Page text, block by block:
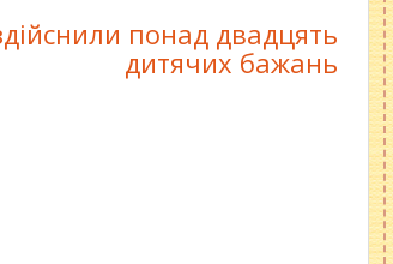
понад двадцять
дитячих бажань